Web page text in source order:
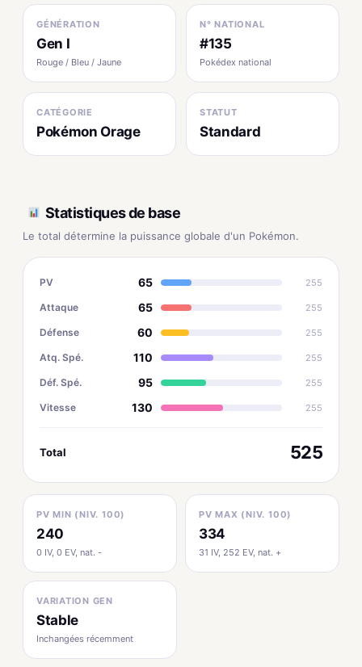
GÉNÉRATION
Gen I
Rouge / Bleu / Jaune
N° NATIONAL
#135
Pokédex national
CATÉGORIE
Pokémon Orage
STATUT
Standard
Statistiques de base
Le total détermine la puissance globale d'un Pokémon.
PV 65 255
Attaque 65 255
Défense 60 255
Atq. Spé. 110 255
Déf. Spé. 95 255
Vitesse 130 255
Total 525
PV MIN (NIV. 100)
240
0 IV, 0 EV, nat. -
PV MAX (NIV. 100)
334
31 IV, 252 EV, nat. +
VARIATION GEN
Stable
Inchangées récemment